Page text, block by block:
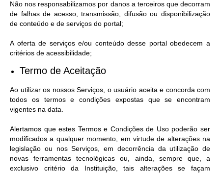
Não nos responsabilizamos por danos a terceiros que decorram
de falhas de acesso, transmissão, difusão ou disponibilização
de conteúdo e de serviços do portal;
A oferta de serviços e/ou conteúdo desse portal obedecem a
critérios de acessibilidade;
Termo de Aceitação
Ao utilizar os nossos Serviços, o usuário aceita e concorda com
todos os termos e condições expostas que se encontram
vigentes na data.
Alertamos que estes Termos e Condições de Uso poderão ser
modificados a qualquer momento, em virtude de alterações na
legislação ou nos Serviços, em decorrência da utilização de
novas ferramentas tecnológicas ou, ainda, sempre que, a
exclusivo critério da Instituição, tais alterações se façam